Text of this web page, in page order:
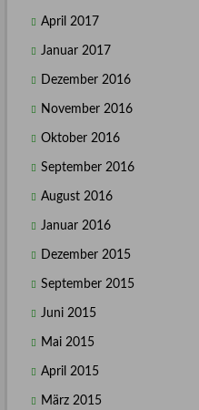
April 2017
Januar 2017
Dezember 2016
November 2016
Oktober 2016
September 2016
August 2016
Januar 2016
Dezember 2015
September 2015
Juni 2015
Mai 2015
April 2015
März 2015